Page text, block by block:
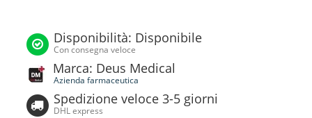
Disponibilità: Disponibile
Con consegna veloce
Marca: Deus Medical
Azienda farmaceutica
Spedizione veloce 3-5 giorni
DHL express